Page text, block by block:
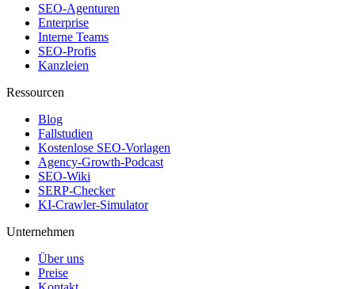
SEO-Agenturen
Enterprise
Interne Teams
SEO-Profis
Kanzleien
Ressourcen
Blog
Fallstudien
Kostenlose SEO-Vorlagen
Agency-Growth-Podcast
SEO-Wiki
SERP-Checker
KI-Crawler-Simulator
Unternehmen
Über uns
Preise